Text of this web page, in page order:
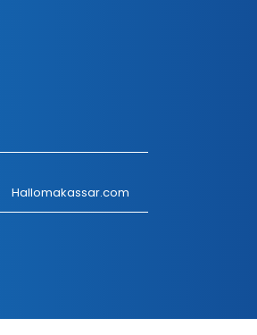
Hallomakassar.com